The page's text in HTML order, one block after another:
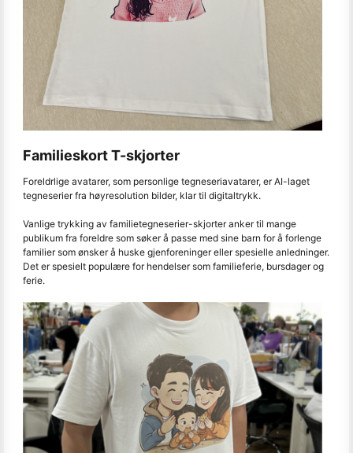
Familieskort T-skjorter
Foreldrlige avatarer, som personlige tegneseriavatarer, er AI-laget
tegneserier fra høyresolution bilder, klar til digitaltrykk.
Vanlige trykking av familietegneserier-skjorter anker til mange
publikum fra foreldre som søker å passe med sine barn for å forlenge
familier som ønsker å huske gjenforeninger eller spesielle anledninger.
Det er spesielt populære for hendelser som familieferie, bursdager og
ferie.